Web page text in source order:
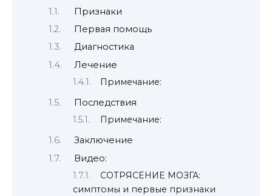
Признаки
Первая помощь
Диагностика
Лечение
Примечание:
Последствия
Примечание:
Заключение
Видео:
СОТРЯСЕНИЕ МОЗГА:
симптомы и первые признаки